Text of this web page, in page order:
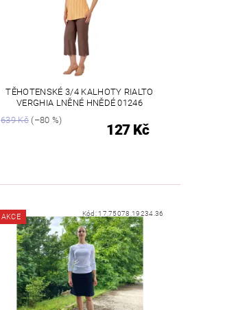
TĚHOTENSKÉ 3/4 KALHOTY RIALTO
VERGHIA LNĚNÉ HNĚDÉ 01246
639 Kč (–80 %)
127 Kč
AKCE Kód: 17.75078.19234.36